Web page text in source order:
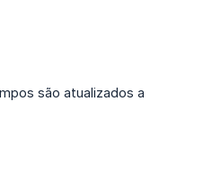
são atualizados a